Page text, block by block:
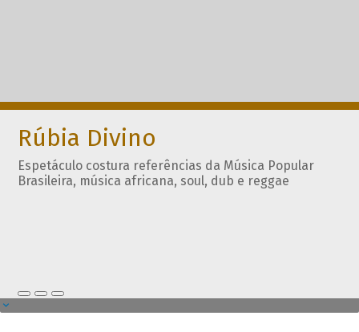
Rúbia Divino
Espetáculo costura referências da Música Popular
Brasileira, música africana, soul, dub e reggae